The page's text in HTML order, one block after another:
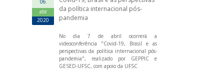
06
abr
2020
da política internacional pós-
pandemia
No dia 7 de abril ocorrerá a
videoconferência "Covid-19, Brasil e as
perspectivas da política internacional pós-
pandemia", realizado por GEPPIC e
GESED-UFSC, com apoio da UFSC.